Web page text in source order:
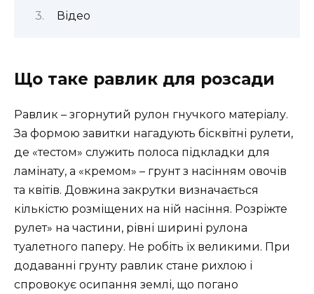
Відео
Що таке равлик для розсади
Равлик – згорнутий рулон гнучкого матеріалу.
За формою завитки нагадують бісквітні рулети,
де «тестом» служить полоса підкладки для
ламінату, а «кремом» – грунт з насінням овочів
та квітів. Довжина закрутки визначається
кількістю розміщених на ній насіння. Розріжте
рулет» на частини, рівні ширині рулона
туалетного паперу. Не робіть їх великими. При
додаванні грунту равлик стане рихлою і
спровокує осипання землі, що погано